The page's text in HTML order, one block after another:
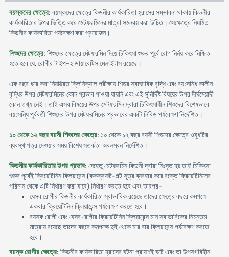
বয়স্কদের ক্ষেত্রে: বয়স্কদের ক্ষেত্রে কিডনীর কার্যকারিতা হ্রাসের সম্ভাবনা থাকায় কিডনীর
কার্যকারিতার উপর ভিত্তি করে মেটফরমিনের মাত্রা সমন্বয় করা উচিত। সেক্ষেত্রে নিয়মিত
কিডনীর কার্যকারিতা পর্যবেক্ষণ করা প্রয়োজন।
শিশুদের ক্ষেত্রে: শিশুদের ক্ষেত্রে মেটফরমিন দিয়ে চিকিৎসা শুরুর পূর্বে রোগ নির্নয় করে নিশ্চিত
হতে হবে যে, রোগীর টাইপ-২ ডায়াবেটিস মেলাইটাস রয়েছে।
এক বছর ধরে করা নিয়ন্ত্রিত ক্লিনিক্যাল পরীক্ষায় শিশুর স্বাভাবিক বৃদ্ধি এবং বয়:সন্ধি কালীন
বৃদ্ধির উপর মেটফরমিনের কোন প্রভাব পাওয়া যায়নি এবং এই সুনির্দিষ্ট বিষয়ের উপর দীর্ঘমেয়াদী
কোন তথ্য নেই। তাই এসব বিষয়ের উপর মেটফরমিন দ্বারা চিকিৎসাধীন শিশুদের বিশেষভাবে
বয়:সন্ধি পূর্ববর্তী শিশুদের উপর মেটফরমিনের প্রভাবের একটি নিবিড় পর্যবেক্ষণ নির্দেশিত।
১০ থেকে ১২ বছর বয়সী শিশুদের ক্ষেত্রে: ১০ থেকে ১২ বছর বয়সী শিশুদের ক্ষেত্রে ওষুধটির
ব্যবস্থাপত্র দেওয়ার সময় বিশেষ সতর্কতা অবলম্বন নির্দেশিত।
কিডনীর কার্যকারিতার উপর প্রভাব: যেহেতু মেটফরমিন কিডনী দ্বারা নিঃসৃত হয় তাই চিকিৎসা
শুরুর পূর্বেই ক্রিয়েটিনিন ক্লিয়ারেন্স (ককক্রফট-গল্ট সূত্র ব্যবহার করে রক্তে ক্রিয়েটিনিনের
পরিমান থেকে এটি নির্ধারণ করা যাবে) নির্ধারণ করতে হবে এবং তারপর-
যেসব রোগীর কিডনীর কার্যকারিতা স্বাভাবিক রয়েছে তাদের ক্ষেত্রে বছরে কমপক্ষে
একবার ক্রিয়েটিনিন ক্লিয়ারেন্স পর্যবেক্ষণ করতে হবে।
বয়স্ক রোগী এবং যেসব রোগীর ক্রিয়েটিনিন ক্লিয়ারেন্স মান স্বাভাবিকের নিম্নতম
মাত্রায় রয়েছে তাদের বছরে কমপক্ষে দুই থেকে চার বার ক্লিয়ারেন্স পর্যবেক্ষণ করতে
হবে।
বয়স্ক রোগীর ক্ষেত্রে: কিডনীর কার্যকারিতা হ্রাসের ঘটনা প্রায়শই ঘটে এবং তা উপসর্গবিহীন